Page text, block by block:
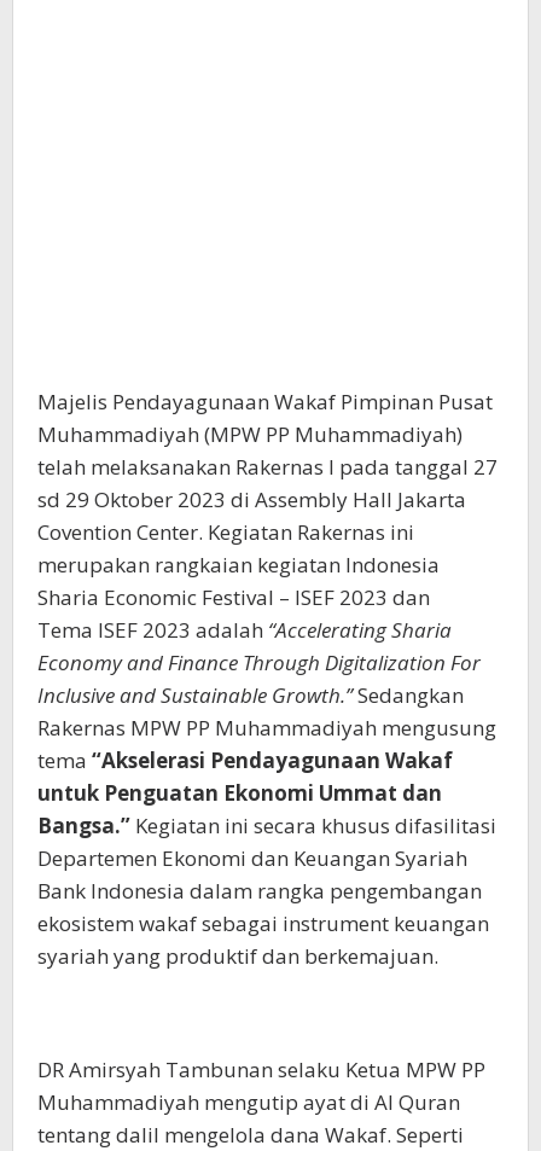
Majelis Pendayagunaan Wakaf Pimpinan Pusat
Muhammadiyah (MPW PP Muhammadiyah)
telah melaksanakan Rakernas I pada tanggal 27
sd 29 Oktober 2023 di Assembly Hall Jakarta
Covention Center. Kegiatan Rakernas ini
merupakan rangkaian kegiatan Indonesia
Sharia Economic Festival – ISEF 2023 dan
Tema ISEF 2023 adalah “Accelerating Sharia
Economy and Finance Through Digitalization For
Inclusive and Sustainable Growth.”Sedangkan
Rakernas MPW PP Muhammadiyah mengusung
tema “Akselerasi Pendayagunaan Wakaf
untuk Penguatan Ekonomi Ummat dan
Bangsa.” Kegiatan ini secara khusus difasilitasi
Departemen Ekonomi dan Keuangan Syariah
Bank Indonesia dalam rangka pengembangan
ekosistem wakaf sebagai instrument keuangan
syariah yang produktif dan berkemajuan.
DR Amirsyah Tambunan selaku Ketua MPW PP
Muhammadiyah mengutip ayat di Al Quran
tentang dalil mengelola dana Wakaf. Seperti